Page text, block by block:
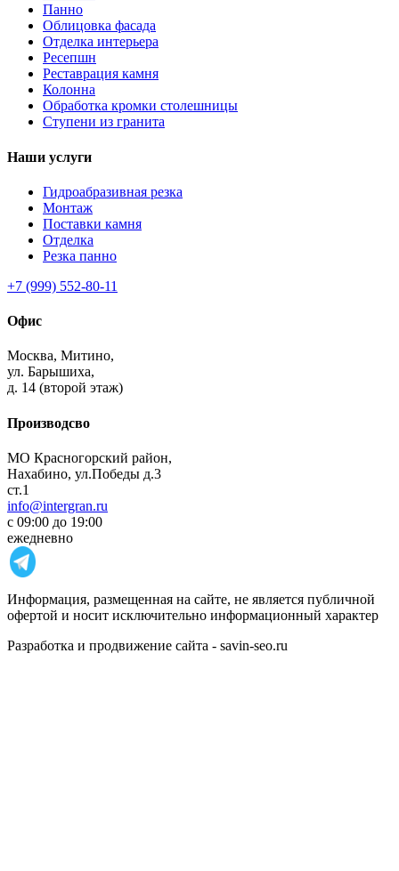
Панно
Облицовка фасада
Отделка интерьера
Ресепшн
Реставрация камня
Колонна
Обработка кромки столешницы
Ступени из гранита
Наши услуги
Гидроабразивная резка
Монтаж
Поставки камня
Отделка
Резка панно
+7 (999) 552-80-11
Офис
Москва, Митино,
ул. Барышиха,
д. 14 (второй этаж)
Производсво
МО Красногорский район,
Нахабино, ул.Победы д.3
ст.1
info@intergran.ru
с 09:00 до 19:00
ежедневно
Информация, размещенная на сайте, не является публичной
офертой и носит исключительно информационный характер
Разработка и продвижение сайта - savin-seo.ru